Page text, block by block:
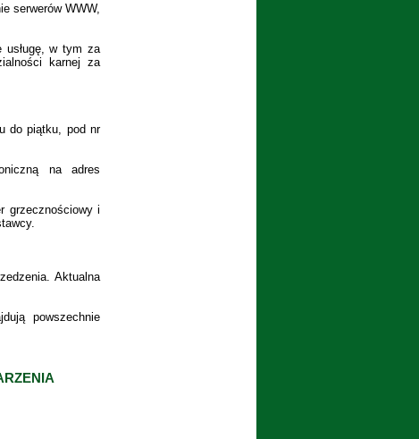
serwerów WWW,
usługę, w tym za
karnej za
do piątku, pod nr
na adres
grzecznościowy i
Aktualna
powszechnie